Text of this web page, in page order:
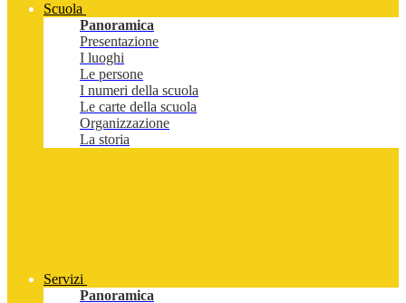
Scuola
Panoramica
Presentazione
I luoghi
Le persone
I numeri della scuola
Le carte della scuola
Organizzazione
La storia
Servizi
Panoramica